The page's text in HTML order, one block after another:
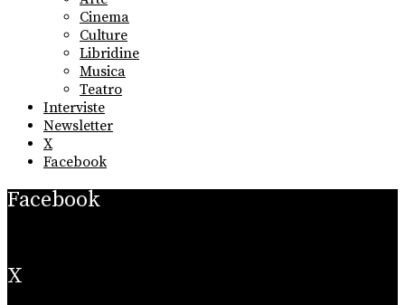
menu
Cinema
Culture
Libridine
Musica
Teatro
Interviste
Newsletter
X
Facebook
Facebook
X